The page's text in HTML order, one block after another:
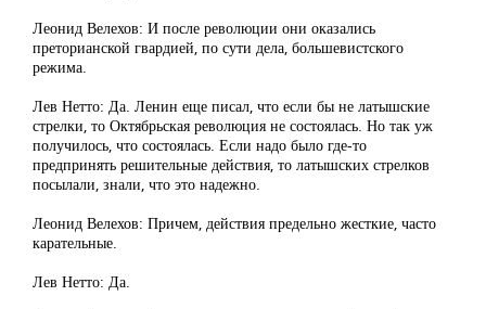
Леонид Велехов: И после революции они оказались
преторианской гвардией, по сути дела, большевистского
режима.
Лев Нетто: Да. Ленин еще писал, что если бы не латышские
стрелки, то Октябрьская революция не состоялась. Но так уж
получилось, что состоялась. Если надо было где-то
предпринять решительные действия, то латышских стрелков
посылали, знали, что это надежно.
Леонид Велехов: Причем, действия предельно жесткие, часто
карательные.
Лев Нетто: Да.